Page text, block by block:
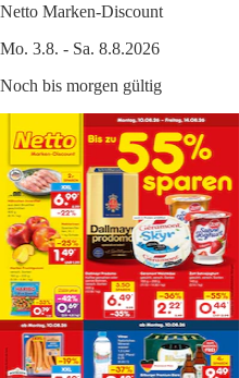
Netto Marken-Discount
Mo. 3.8. - Sa. 8.8.2026
Noch bis morgen gültig